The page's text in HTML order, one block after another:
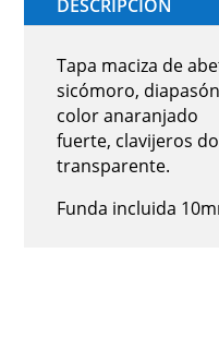
DESCRIPCIÓN
Tapa maciza de
sicómoro,
color anaranjado
fuerte, clavijeros
transparente.
Funda incluida